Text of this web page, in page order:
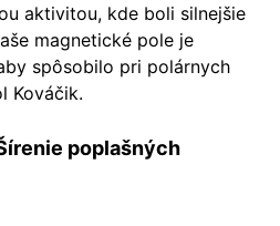
aktivitou, kde boli silnejšie
magnetické pole je
spôsobilo pri polárnych
Kováčik.
poplašných